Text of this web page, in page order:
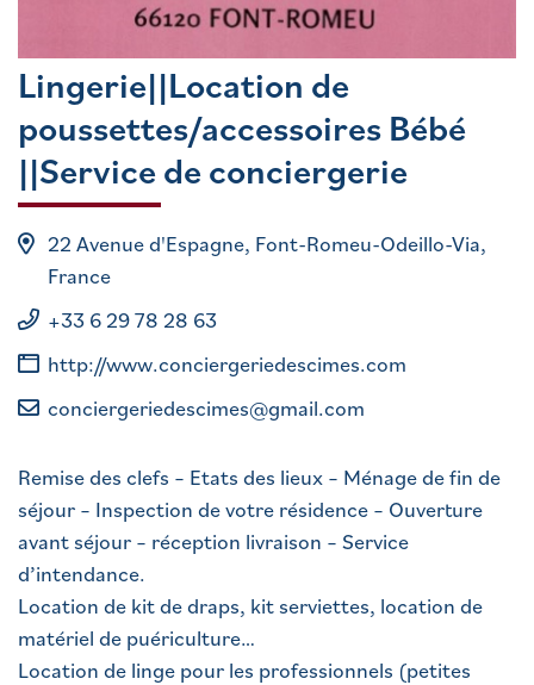
Lingerie||Location de
poussettes/accessoires Bébé
||Service de conciergerie
22 Avenue d'Espagne, Font-Romeu-Odeillo-Via,
France
+33 6 29 78 28 63
http://www.conciergeriedescimes.com
conciergeriedescimes@gmail.com
Remise des clefs – Etats des lieux – Ménage de fin de
séjour – Inspection de votre résidence – Ouverture
avant séjour – réception livraison – Service
d’intendance.
Location de kit de draps, kit serviettes, location de
matériel de puériculture…
Location de linge pour les professionnels (petites